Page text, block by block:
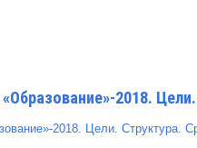
2018.
2018. Цели. Структура.